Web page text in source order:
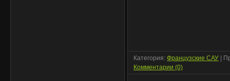
Категория: Французские САУ |
Комментарии (0)